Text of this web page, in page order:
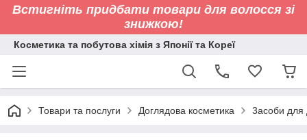
Встигніть придбати товари для волосся зі
знижкою!
Косметика та побутова хімія з Японії та Кореї
Товари та послуги Доглядова косметика 3асоби для